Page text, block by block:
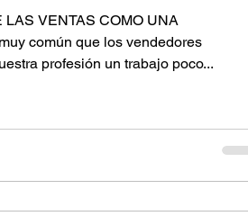
LAS VENTAS COMO UNA
común que los vendedores
profesión un trabajo poco...